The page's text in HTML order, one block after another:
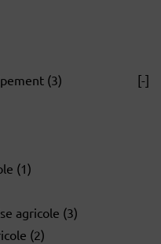
(3)
[-]
(1)
agricole (3)
(2)